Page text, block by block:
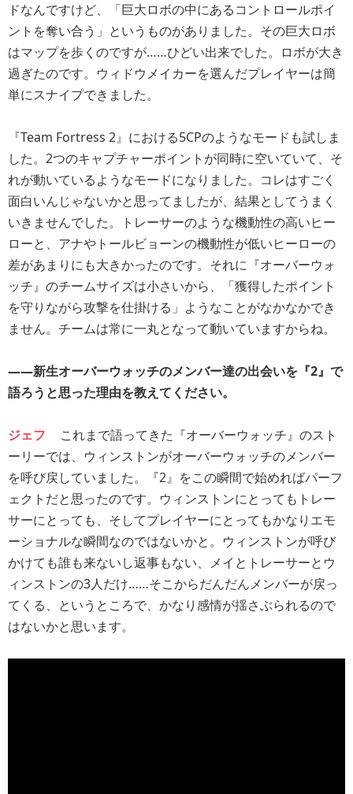
ドなんですけど、「巨大ロボの中にあるコントロールポイ
ントを奪い合う」というものがありました。その巨大ロボ
はマップを歩くのですが……ひどい出来でした。ロボが大き
過ぎたのです。ウィドウメイカーを選んだプレイヤーは簡
単にスナイプできました。
『Team Fortress 2』における5CPのようなモードも試しま
した。2つのキャプチャーポイントが同時に空いていて、そ
れが動いているようなモードになりました。コレはすごく
面白いんじゃないかと思ってましたが、結果としてうまく
いきませんでした。トレーサーのような機動性の高いヒー
ローと、アナやトールビョーンの機動性が低いヒーローの
差があまりにも大きかったのです。それに『オーバーウォ
ッチ』のチームサイズは小さいから、「獲得したポイント
を守りながら攻撃を仕掛ける」ようなことがなかなかでき
ません。チームは常に一丸となって動いていますからね。
――新生オーバーウォッチのメンバー達の出会いを『2』で
語ろうと思った理由を教えてください。
ジェフ
これまで語ってきた『オーバーウォッチ』のスト
ーリーでは、ウィンストンがオーバーウォッチのメンバー
を呼び戻していました。『2』をこの瞬間で始めればパーフ
ェクトだと思ったのです。ウィンストンにとってもトレー
サーにとっても、そしてプレイヤーにとってもかなりエモ
ーショナルな瞬間なのではないかと。ウィンストンが呼び
かけても誰も来ないし返事もない、メイとトレーサーとウ
ィンストンの3人だけ……そこからだんだんメンバーが戻っ
てくる、というところで、かなり感情が揺さぶられるので
はないかと思います。